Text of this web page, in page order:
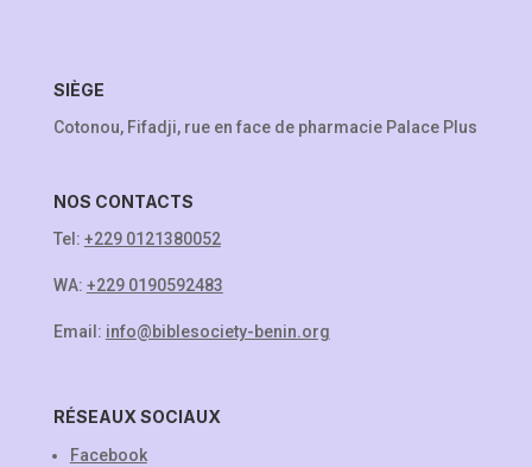
SIÈGE
Cotonou, Fifadji, rue en face de pharmacie Palace Plus
NOS CONTACTS
Tel: +229 0121380052
WA: +229 0190592483
Email: info@biblesociety-benin.org
RÉSEAUX SOCIAUX
Facebook